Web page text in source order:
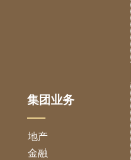
集团业务
地产
金融